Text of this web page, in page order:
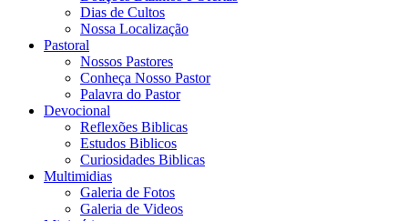
Dias de Cultos
Nossa Localização
Pastoral
Nossos Pastores
Conheça Nosso Pastor
Palavra do Pastor
Devocional
Reflexões Biblicas
Estudos Biblicos
Curiosidades Biblicas
Multimidias
Galeria de Fotos
Galeria de Videos